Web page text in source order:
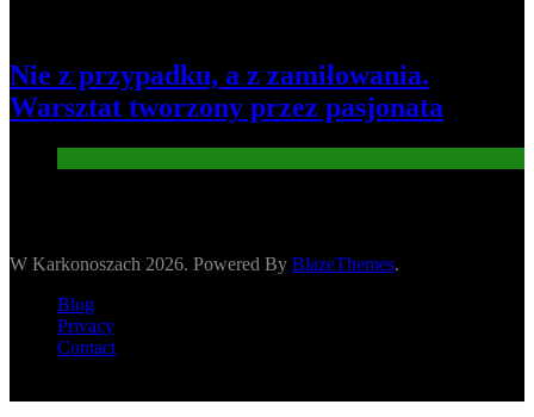
Nie z przypadku, a z zamiłowania.
Warsztat tworzony przez pasjonata
W Karkonoszach 2026. Powered By BlazeThemes.
Blog
Privacy
Contact